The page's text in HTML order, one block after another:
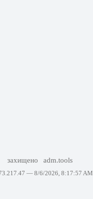
захищено adm.tools
— 8/6/2026, 8:17:57 AM